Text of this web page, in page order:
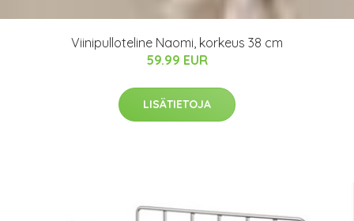
Viinipulloteline Naomi, korkeus 38 cm
59.99 EUR
LISÄTIETOJA